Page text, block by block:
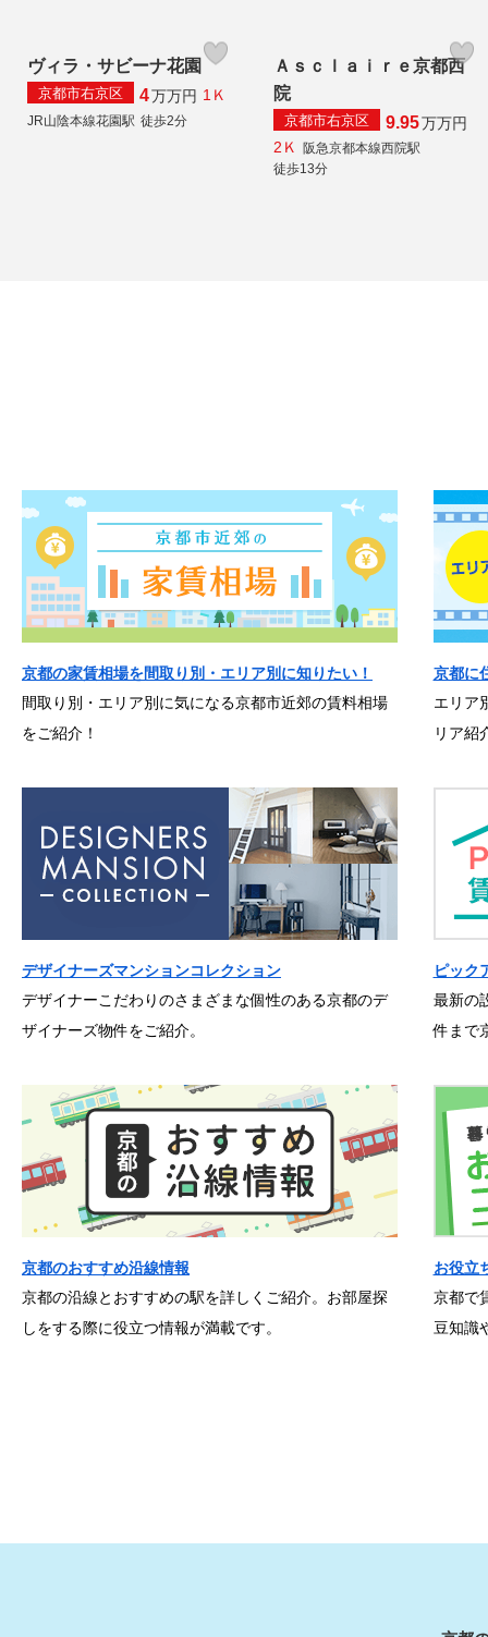
ヴィラ・サビーナ花園
京都市右京区 4万万円 1Ｋ
JR山陰本線花園駅 徒歩2分
Ａｓｃｌａｉｒｅ京都西
院
京都市右京区 9.95万万円
2Ｋ
阪急京都本線西院駅
徒歩13分
京都の家賃相場を間取り別・エリア別に知りたい！
間取り別・エリア別に気になる京都市近郊の賃料相場
をご紹介！
京都に
エリア
リア紹
デザイナーズマンションコレクション
デザイナーこだわりのさまざまな個性のある京都のデ
ザイナーズ物件をご紹介。
ピック
最新の
件まで
京都のおすすめ沿線情報
京都の沿線とおすすめの駅を詳しくご紹介。お部屋探
しをする際に役立つ情報が満載です。
お役立
京都で
豆知識